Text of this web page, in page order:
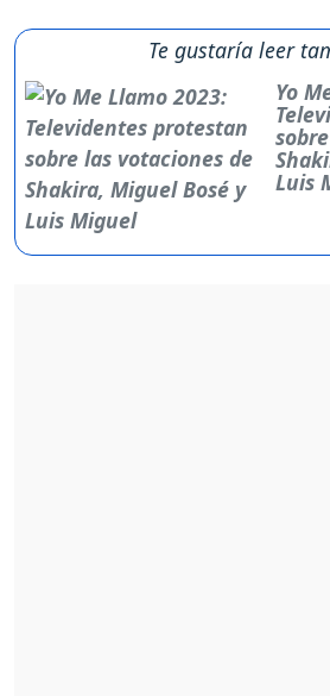
Te gustaría leer
Yo
Luis